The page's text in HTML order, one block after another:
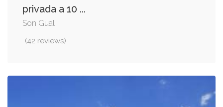
privada a 10 ...
Son Gual
(42 reviews)